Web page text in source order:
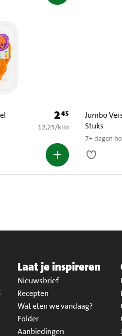
Prijs: € 2,45
245
€ 12,25 per kilo
12,25/kilo
Jumbo
Stuks
7+ dagen
Laat je inspireren
Nieuwsbrief
Recepten
Wat eten we vandaag?
Folder
Aanbiedingen